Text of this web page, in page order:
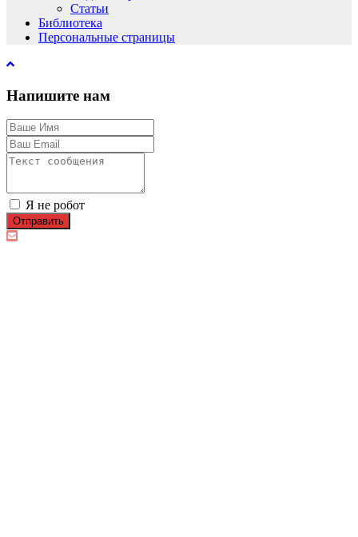
Статьи
Библиотека
Персональные страницы
Напишите нам
Я не робот
Отправить